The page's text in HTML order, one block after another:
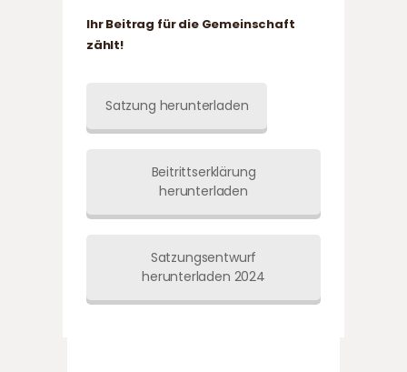
Ihr Beitrag für die Gemeinschaft
zählt!
Satzung herunterladen
Beitrittserklärung
herunterladen
Satzungsentwurf
herunterladen 2024